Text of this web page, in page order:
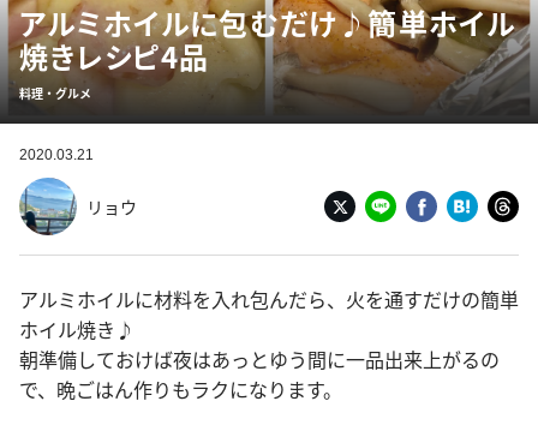
アルミホイルに包むだけ♪簡単ホイル
焼きレシピ4品
料理・グルメ
2020.03.21
リョウ
アルミホイルに材料を入れ包んだら、火を通すだけの簡単
ホイル焼き♪
朝準備しておけば夜はあっとゆう間に一品出来上がるの
で、晩ごはん作りもラクになります。